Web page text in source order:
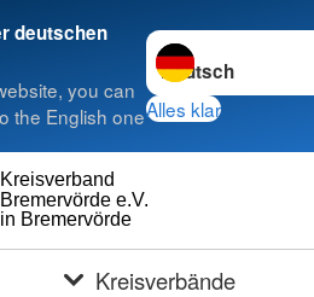
deutschen
you can
the English one
Sprache wechseln
Alles klar
in Bremervörde
Bremervörde e.V.
Kreisverband
Kreisverbände